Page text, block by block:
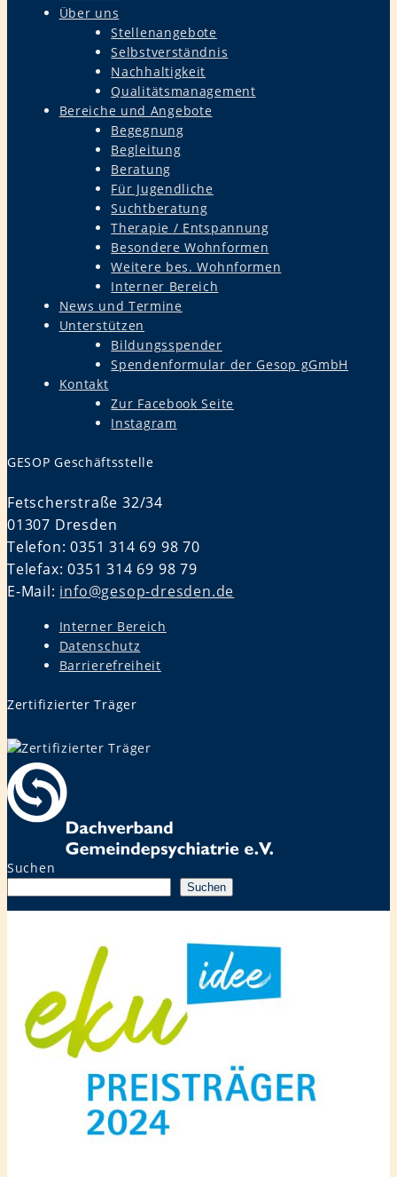
Über uns
Stellenangebote
Selbstverständnis
Nachhaltigkeit
Qualitätsmanagement
Bereiche und Angebote
Begegnung
Begleitung
Beratung
Für Jugendliche
Suchtberatung
Therapie / Entspannung
Besondere Wohnformen
Weitere bes. Wohnformen
Interner Bereich
News und Termine
Unterstützen
Bildungsspender
Spendenformular der Gesop gGmbH
Kontakt
Zur Facebook Seite
Instagram
GESOP Geschäftsstelle
Fetscherstraße 32/34
01307 Dresden
Telefon: 0351 314 69 98 70
Telefax: 0351 314 69 98 79
E-Mail: info@gesop-dresden.de
Interner Bereich
Datenschutz
Barrierefreiheit
Zertifizierter Träger
Suchen
Suchen